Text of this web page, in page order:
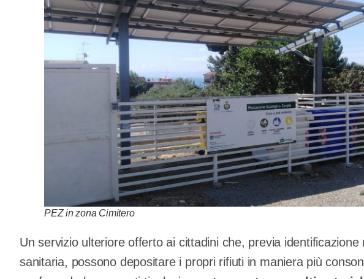
PEZ in zona Cimitero
Un servizio ulteriore offerto ai cittadini che, previa
sanitaria, possono depositare i propri rifiuti in maniera più